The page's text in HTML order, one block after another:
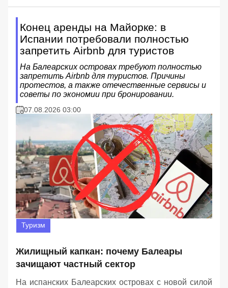
Конец аренды на Майорке: в
Испании потребовали полностью
запретить Airbnb для туристов
На Балеарских островах требуют полностью
запретить Airbnb для туристов. Причины
протестов, а также отечественные сервисы и
советы по экономии при бронировании.
07.08.2026 03:00
Туризм
Жилищный капкан: почему Балеары
зачищают частный сектор
На испанских Балеарских островах с новой силой